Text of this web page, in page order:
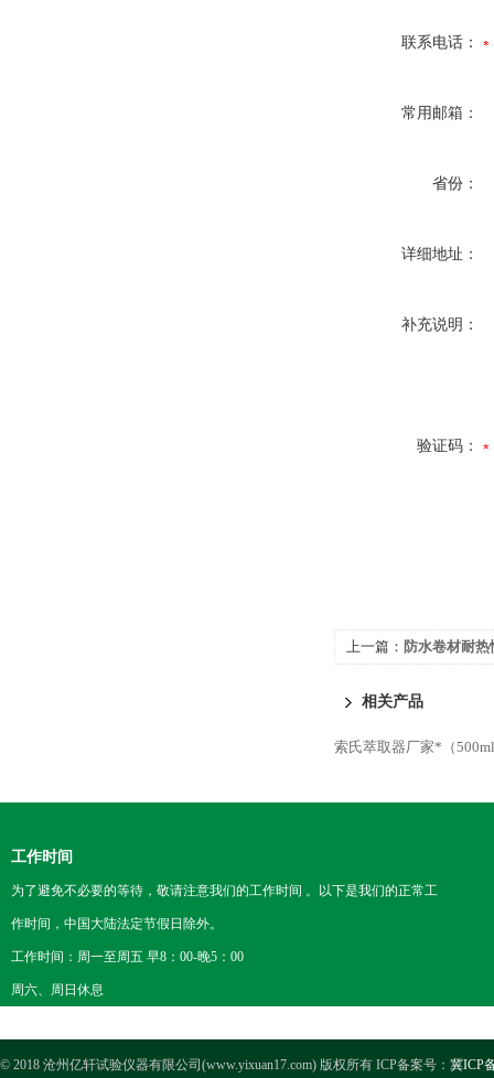
联系电话：
常用邮箱：
省份：
详细地址：
补充说明：
验证码：
上一篇： 防水卷材耐
相关产品
索氏萃取器厂家*（
工作时间
为了避免不必要的等待，敬请注意我们的工作时间 。以下是我们的正常工
作时间，中国大陆法定节假日除外。
工作时间：周一至周五 早8：00-晚5：00
周六、周日休息
© 2018 沧州亿轩试验仪器有限公司(www.yixuan17.com) 版权所有 ICP备案号： 冀ICP